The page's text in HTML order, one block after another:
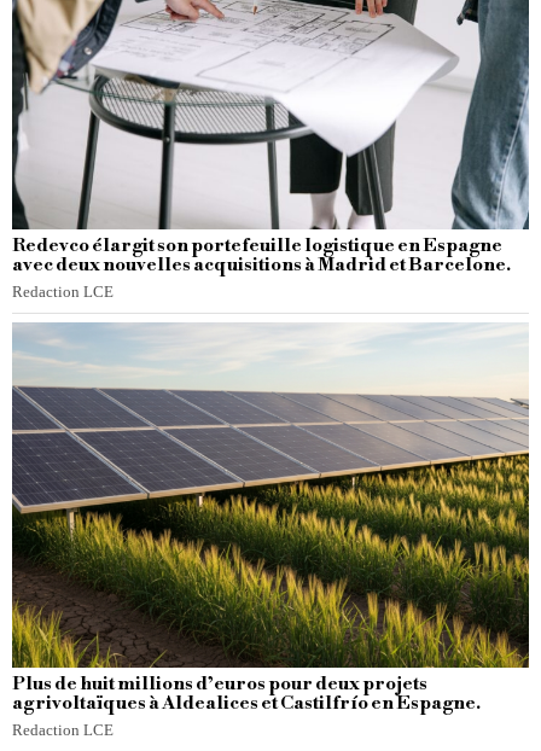
Redevco élargit son portefeuille logistique en Espagne
avec deux nouvelles acquisitions à Madrid et Barcelone.
Redaction LCE
Plus de huit millions d’euros pour deux projets
agrivoltaïques à Aldealices et Castilfrío en Espagne.
Redaction LCE